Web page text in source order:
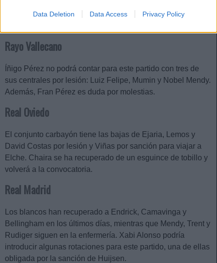
Data Deletion Data Access Privacy Policy
Los rojillos tienen las bajas de Aimar Oroz (fascitis plantar) y
Rayo Vallecano
Íñigo Pérez no podrá contar para este partido con tres de
sus centrales por lesión: Luiz Felipe, Mumin y Nobel Mendy.
Además, Fran Pérez es duda por molestias.
Real Oviedo
El conjunto carbayón tiene las bajas de Ejaria, Lemos y
David Costas por lesión y Viñas por sanción para viajar a
Elche. Chaira se ha recuperado de un esguince de tobillo y
volverá a la convocatoria.
Real Madrid
Los blancos han recuperado a Endrick, Camavinga y
Bellingham en los últimos días, mientras que Mendy, Trent y
Rudiger siguen en la enfermería. Xabi Alonso podría
introducir algunas rotaciones para este partido, una de ellas
obligada por la sanción de Huijsen.